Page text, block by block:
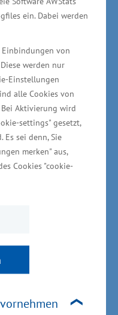
ein. Dabei werden
Einbindungen von
werden nur
Einstellungen
alle Cookies von
Aktivierung wird
settings" gesetzt,
Es sei denn, Sie
merken" aus,
Cookies "cookie-
Kühne+Nagel
die Installation
Wärmepumpen
sowie ein
System mit
des
das Gebäudedach
vorgerüstet.
das
lässt sich für
ist die
entstehen